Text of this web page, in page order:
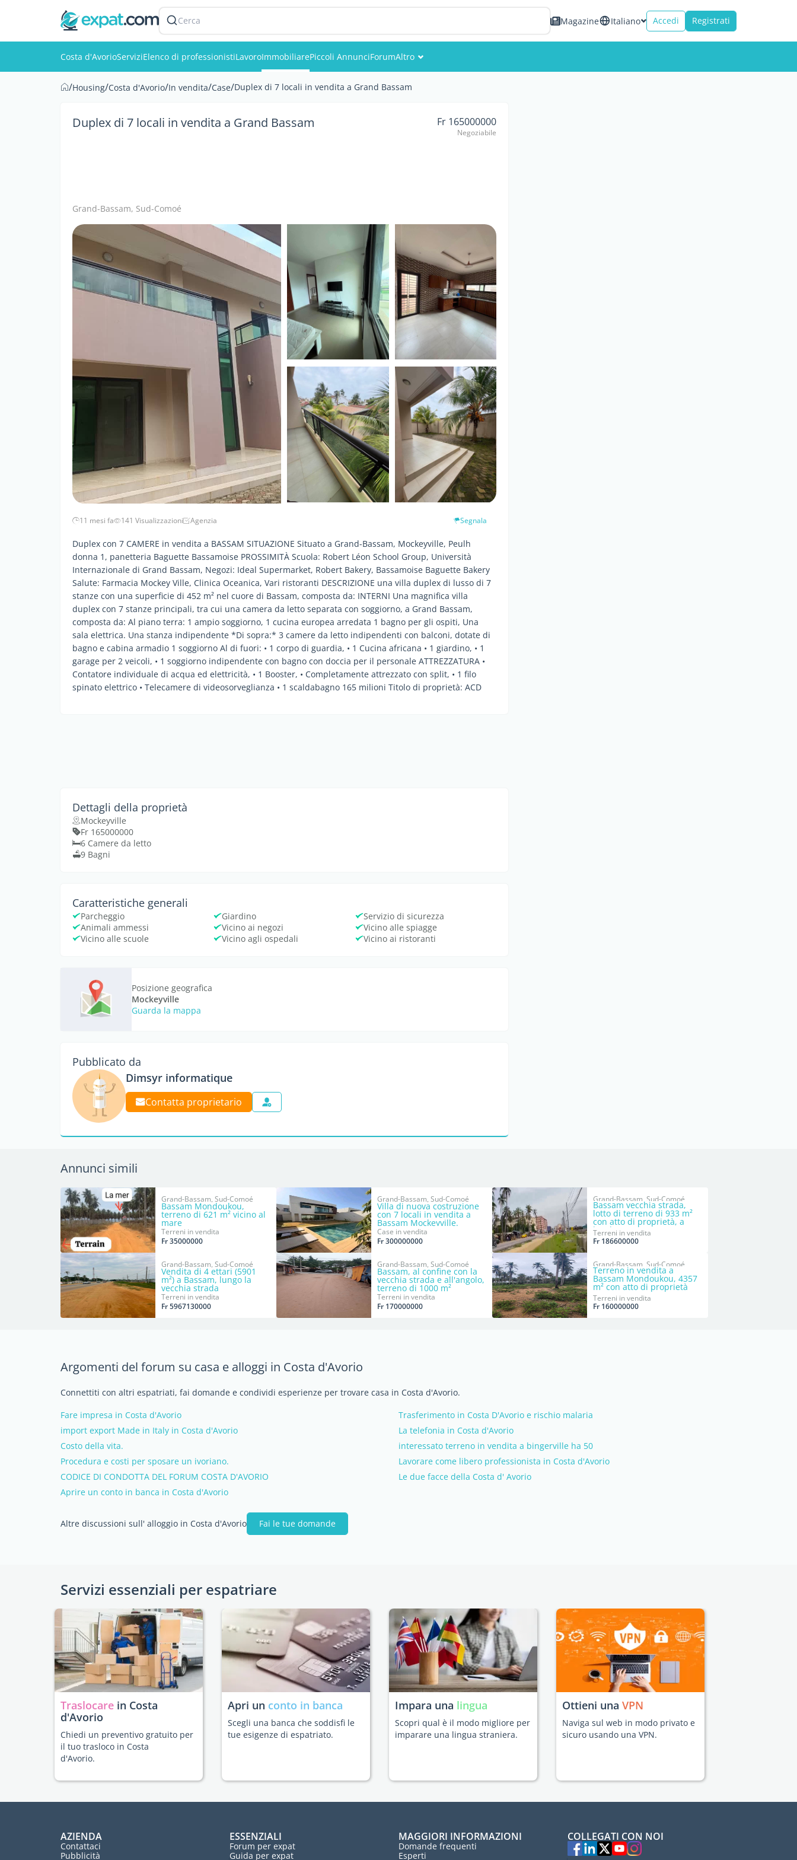
Cerca Magazine Italiano Accedi Registrati
Costa d'AvorioServiziElenco di professionistiLavoroImmobiliarePiccoli AnnunciForumAltro
Eventi
/Housing/Costa d'Avorio/In vendita/Case/Duplex di 7 locali in vendita a Grand Bassam
Duplex di 7 locali in vendita a Grand Bassam
Grand-Bassam, Sud-Comoé
Fr 165000000
Negoziabile
11 mesi fa 141 Visualizzazioni Agenzia Segnala
Duplex con 7 CAMERE in vendita a BASSAM SITUAZIONE Situato a Grand-Bassam, Mockeyville, Peulh
donna 1, panetteria Baguette Bassamoise PROSSIMITÀ Scuola: Robert Léon School Group, Università
Internazionale di Grand Bassam, Negozi: Ideal Supermarket, Robert Bakery, Bassamoise Baguette Bakery
Salute: Farmacia Mockey Ville, Clinica Oceanica, Vari ristoranti DESCRIZIONE una villa duplex di lusso di 7
stanze con una superficie di 452 m² nel cuore di Bassam, composta da: INTERNI Una magnifica villa
duplex con 7 stanze principali, tra cui una camera da letto separata con soggiorno, a Grand Bassam,
composta da: Al piano terra: 1 ampio soggiorno, 1 cucina europea arredata 1 bagno per gli ospiti, Una
sala elettrica. Una stanza indipendente *Di sopra:* 3 camere da letto indipendenti con balconi, dotate di
bagno e cabina armadio 1 soggiorno Al di fuori: • 1 corpo di guardia, • 1 Cucina africana • 1 giardino, • 1
garage per 2 veicoli, • 1 soggiorno indipendente con bagno con doccia per il personale ATTREZZATURA •
Contatore individuale di acqua ed elettricità, • 1 Booster, • Completamente attrezzato con split, • 1 filo
spinato elettrico • Telecamere di videosorveglianza • 1 scaldabagno 165 milioni Titolo di proprietà: ACD
Dettagli della proprietà
Mockeyville
Fr 165000000
6 Camere da letto
9 Bagni
Caratteristiche generali
Parcheggio Giardino
Servizio di sicurezza
Animali ammessi
Vicino ai negozi
Vicino alle spiagge
Vicino alle scuole
Vicino agli ospedali Vicino ai ristoranti
Posizione geografica
Mockeyville
Guarda la mappa
Pubblicato da
Dimsyr informatique
Contatta proprietario
Annunci simili
Grand-Bassam, Sud-Comoé
Bassam Mondoukou,
terreno di 621 m² vicino al
mare
Terreni in vendita
Fr 35000000
Grand-Bassam, Sud-Comoé
Villa di nuova costruzione
con 7 locali in vendita a
Bassam Mockeyville.
Case in vendita
Fr 300000000
Grand-Bassam, Sud-Comoé
Bassam vecchia strada,
lotto di terreno di 933 m²
con atto di proprietà, a
bordo strada
Terreni in vendita
Fr 186600000
Grand-Bassam, Sud-Comoé
Vendita di 4 ettari (5901
m²) a Bassam, lungo la
vecchia strada
Terreni in vendita
Fr 5967130000
Grand-Bassam, Sud-Comoé
Bassam, al confine con la
vecchia strada e all'angolo,
terreno di 1000 m²
Terreni in vendita
Fr 170000000
Grand-Bassam, Sud-Comoé
Terreno in vendita a
Bassam Mondoukou, 4357
m² con atto di proprietà
(ACD).
Terreni in vendita
Fr 160000000
Argomenti del forum su casa e alloggi in Costa d'Avorio
Connettiti con altri espatriati, fai domande e condividi esperienze per trovare casa in Costa d'Avorio.
Fare impresa in Costa d'Avorio
Trasferimento in Costa D'Avorio e rischio malaria
import export Made in Italy in Costa d'Avorio
La telefonia in Costa d'Avorio
Costo della vita.
interessato terreno in vendita a bingerville ha 50
Procedura e costi per sposare un ivoriano.
Lavorare come libero professionista in Costa d'Avorio
CODICE DI CONDOTTA DEL FORUM COSTA D'AVORIO
Le due facce della Costa d' Avorio
Aprire un conto in banca in Costa d'Avorio
Altre discussioni sull' alloggio in Costa d'Avorio Fai le tue domande
Servizi essenziali per espatriare
Traslocare in Costa
d'Avorio
Chiedi un preventivo gratuito per
il tuo trasloco in Costa
d'Avorio.
Apri un conto in banca
Scegli una banca che soddisfi le
tue esigenze di espatriato.
Impara una lingua
Scopri qual è il modo migliore per
imparare una lingua straniera.
Ottieni una VPN
Naviga sul web in modo privato e
sicuro usando una VPN.
AZIENDA
Contattaci
Pubblicità
ESSENZIALI
Forum per expat
Guida per expat
MAGGIORI INFORMAZIONI
Domande frequenti
Esperti
COLLEGATI CON NOI